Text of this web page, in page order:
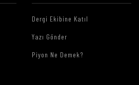
Dergi Ekibine Katıl
Yazı Gönder
Piyon Ne Demek?